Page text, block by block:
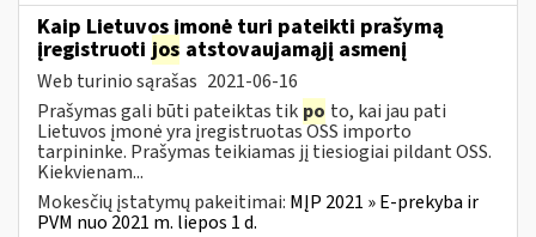
Kaip Lietuvos įmonė turi pateikti prašymą
įregistruoti jos atstovaujamąjį asmenį
Web turinio sąrašas 2021-06-16
Prašymas gali būti pateiktas tik po to, kai jau pati
Lietuvos įmonė yra įregistruotas OSS importo
tarpininke. Prašymas teikiamas jį tiesiogiai pildant OSS.
Kiekvienam...
Mokesčių įstatymų pakeitimai: MĮP 2021 » E-prekyba ir
PVM nuo 2021 m. liepos 1 d.